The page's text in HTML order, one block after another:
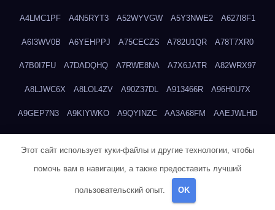
A4LMC1PF A4N5RYT3 A52WYVGW A5Y3NWE2 A627I8F1
A6I3WV0B A6YEHPPJ A75CECZS A782U1QR A78T7XR0
A7B0I7FU A7DADQHQ A7RWE8NA A7X6JATR A82WRX97
A8LJWC6X A8LOL4ZV A90Z37DL A913466R A96H0U7X
A9GEP7N3 A9KIYWKO A9QYINZC AA3A68FM AAEJWLHD
ADMVWTS8 ADOE3V3Y
Этот сайт использует куки-файлы и другие технологии, чтобы
помочь вам в навигации, а также предоставить лучший
пользовательский опыт. OK